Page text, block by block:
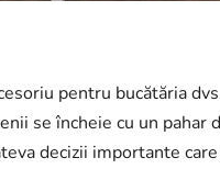
pentru bucătăria
se încheie cu un
decizii importante